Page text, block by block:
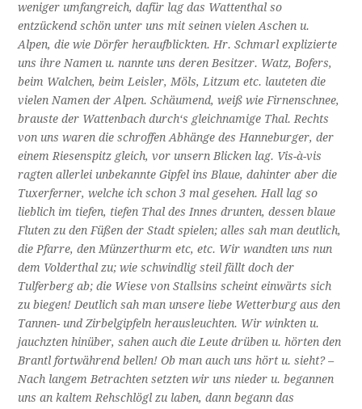
weniger umfangreich, dafür lag das Wattenthal so
entzückend schön unter uns mit seinen vielen Aschen u.
Alpen, die wie Dörfer heraufblickten. Hr. Schmarl explizierte
uns ihre Namen u. nannte uns deren Besitzer. Watz, Bofers,
beim Walchen, beim Leisler, Möls, Litzum etc. lauteten die
vielen Namen der Alpen. Schäumend, weiß wie Firnenschnee,
brauste der Wattenbach durch‘s gleichnamige Thal. Rechts
von uns waren die schroffen Abhänge des Hanneburger, der
einem Riesenspitz gleich, vor unsern Blicken lag. Vis-à-vis
ragten allerlei unbekannte Gipfel ins Blaue, dahinter aber die
Tuxerferner, welche ich schon 3 mal gesehen. Hall lag so
lieblich im tiefen, tiefen Thal des Innes drunten, dessen blaue
Fluten zu den Füßen der Stadt spielen; alles sah man deutlich,
die Pfarre, den Münzerthurm etc, etc. Wir wandten uns nun
dem Volderthal zu; wie schwindlig steil fällt doch der
Tulferberg ab; die Wiese von Stallsins scheint einwärts sich
zu biegen! Deutlich sah man unsere liebe Wetterburg aus den
Tannen- und Zirbelgipfeln herausleuchten. Wir winkten u.
jauchzten hinüber, sahen auch die Leute drüben u. hörten den
Brantl fortwährend bellen! Ob man auch uns hört u. sieht? –
Nach langem Betrachten setzten wir uns nieder u. begannen
uns an kaltem Rehschlögl zu laben, dann begann das